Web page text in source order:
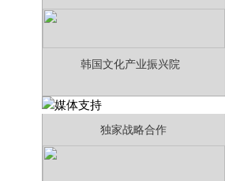
韩国文化产业振兴院
独家战略合作